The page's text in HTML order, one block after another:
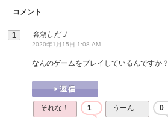
コメント
名無しだＪ
2020年1月15日 1:08 AM
なんのゲームをプレイしているんですか？
それな！ 1 うーん… 0